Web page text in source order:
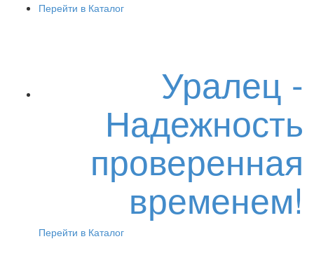
Перейти в Каталог
Уралец -
Надежность
проверенная
временем!
Перейти в Каталог